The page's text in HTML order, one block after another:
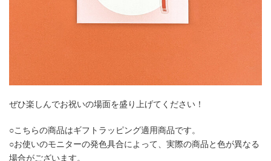
ぜひ楽しんでお祝いの場面を盛り上げてください！
○こちらの商品はギフトラッピング適用商品です。
○お使いのモニターの発色具合によって、実際の商品と色が異なる
場合がございます。